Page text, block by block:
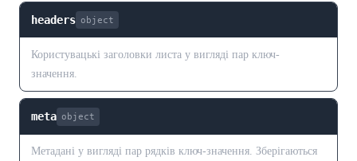
headers object
Користувацькі заголовки листа у вигляді пар ключ-
значення.
meta object
Метадані у вигляді пар рядків ключ-значення. Зберігаються